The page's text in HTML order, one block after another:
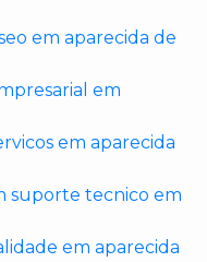
em aparecida de
em
em aparecida
suporte tecnico em
em aparecida